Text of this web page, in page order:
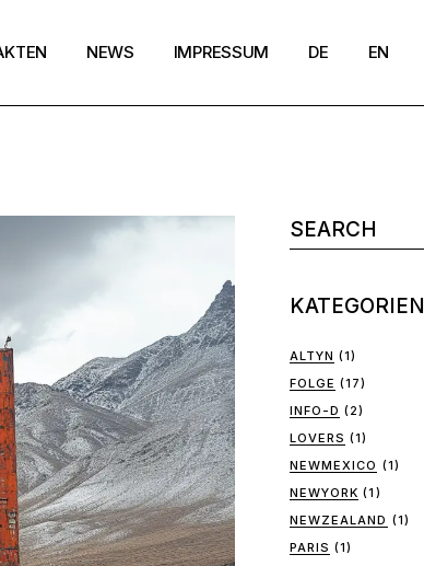
NEWS IMPRESSUM
Widerrufsbelehrung
DE EN
KATEGORIEN
ALTYN (1)
FOLGE (17)
INFO-D (2)
LOVERS (1)
NEWMEXICO (1)
NEWYORK (1)
NEWZEALAND (1)
PARIS (1)